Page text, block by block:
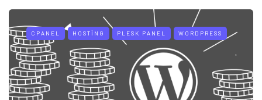
CPANEL HOSTING PLESK PANEL WORDPRESS